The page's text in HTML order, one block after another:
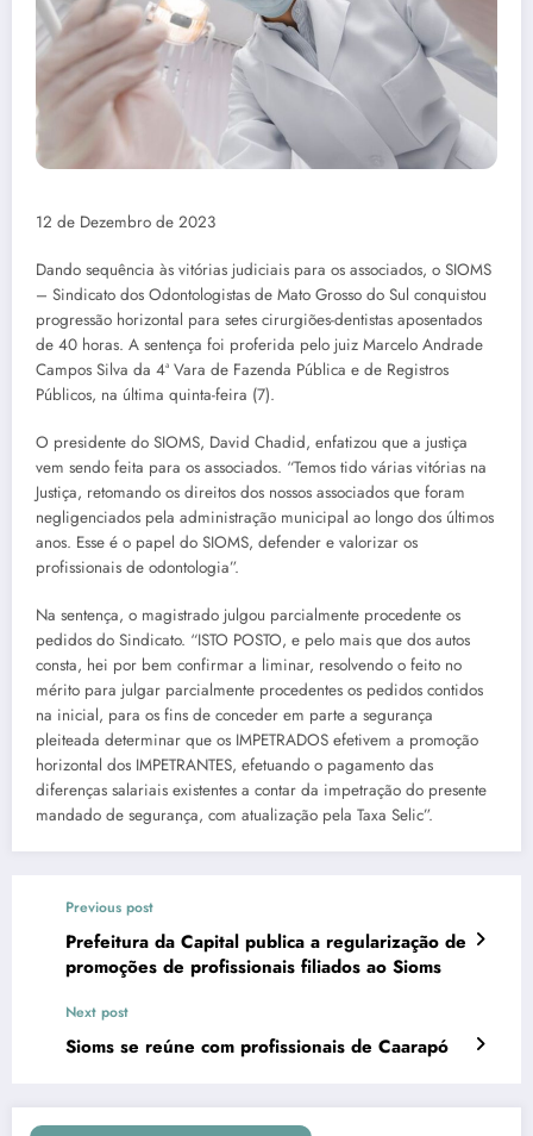
12 de Dezembro de 2023
Dando sequência às vitórias judiciais para os associados, o SIOMS
– Sindicato dos Odontologistas de Mato Grosso do Sul conquistou
progressão horizontal para setes cirurgiões-dentistas aposentados
de 40 horas. A sentença foi proferida pelo juiz Marcelo Andrade
Campos Silva da 4ª Vara de Fazenda Pública e de Registros
Públicos, na última quinta-feira (7).
O presidente do SIOMS, David Chadid, enfatizou que a justiça
vem sendo feita para os associados. “Temos tido várias vitórias na
Justiça, retomando os direitos dos nossos associados que foram
negligenciados pela administração municipal ao longo dos últimos
anos. Esse é o papel do SIOMS, defender e valorizar os
profissionais de odontologia”.
Na sentença, o magistrado julgou parcialmente procedente os
pedidos do Sindicato. “ISTO POSTO, e pelo mais que dos autos
consta, hei por bem confirmar a liminar, resolvendo o feito no
mérito para julgar parcialmente procedentes os pedidos contidos
na inicial, para os fins de conceder em parte a segurança
pleiteada determinar que os IMPETRADOS efetivem a promoção
horizontal dos IMPETRANTES, efetuando o pagamento das
diferenças salariais existentes a contar da impetração do presente
mandado de segurança, com atualização pela Taxa Selic”.
Previous post
Prefeitura da Capital publica a regularização de
promoções de profissionais filiados ao Sioms
Next post
Sioms se reúne com profissionais de Caarapó